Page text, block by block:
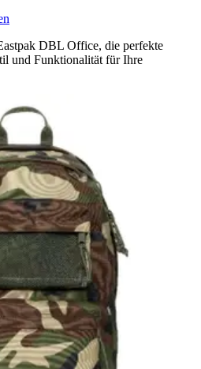
DBL Office, die perfekte
und Funktionalität für Ihre